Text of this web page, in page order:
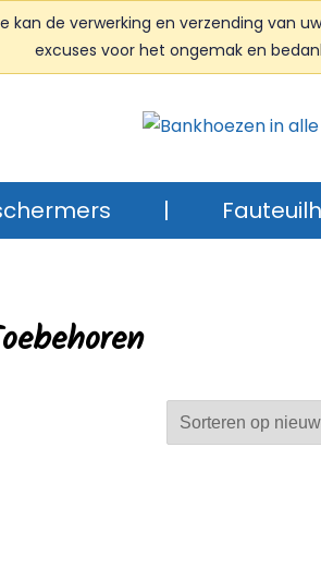
kan de verwerking en verzending van
excuses voor het ongemak en
|